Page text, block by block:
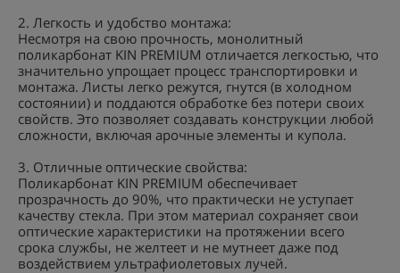
2. Легкость и удобство монтажа:
Несмотря на свою прочность, монолитный
поликарбонат KIN PREMIUM отличается легкостью, что
значительно упрощает процесс транспортировки и
монтажа. Листы легко режутся, гнутся (в холодном
состоянии) и поддаются обработке без потери своих
свойств. Это позволяет создавать конструкции любой
сложности, включая арочные элементы и купола.
3. Отличные оптические свойства:
Поликарбонат KIN PREMIUM обеспечивает
прозрачность до 90%, что практически не уступает
качеству стекла. При этом материал сохраняет свои
оптические характеристики на протяжении всего
срока службы, не желтеет и не мутнеет даже под
воздействием ультрафиолетовых лучей.